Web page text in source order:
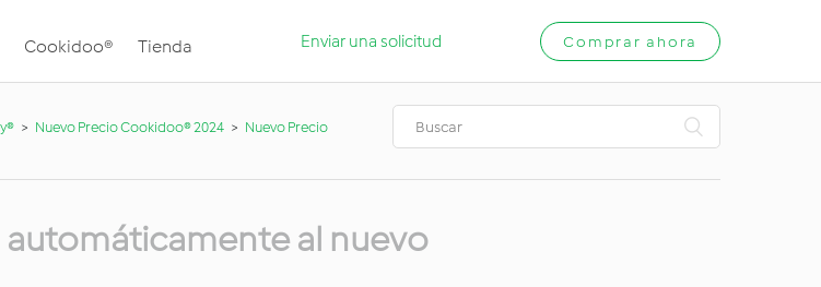
Cookidoo® Tienda Enviar una solicitud Comprar ahora
Nuevo Precio Cookidoo® 2024
Nuevo Precio
automáticamente al nuevo